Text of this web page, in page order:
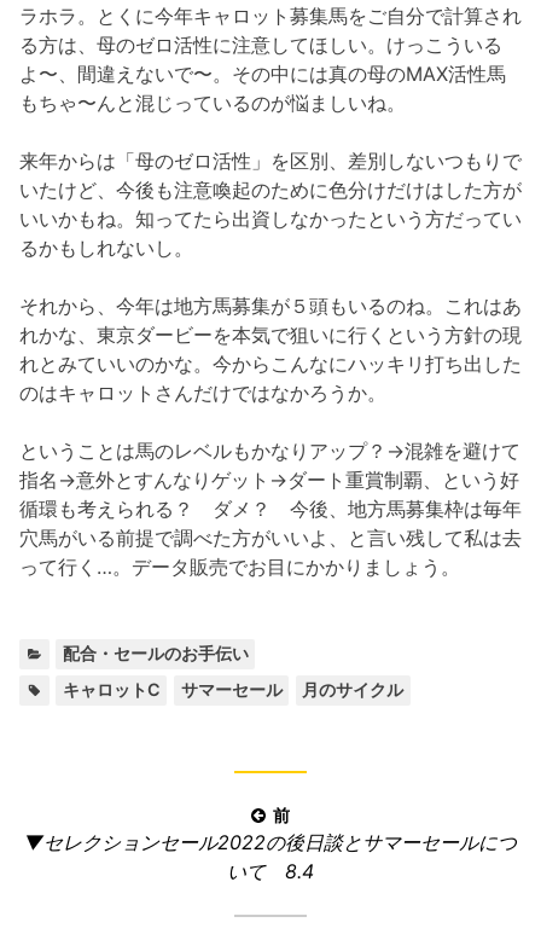
ラホラ。とくに今年キャロット募集馬をご自分で計算され
る方は、母のゼロ活性に注意してほしい。けっこういる
よ〜、間違えないで〜。その中には真の母のMAX活性馬
もちゃ〜んと混じっているのが悩ましいね。
来年からは「母のゼロ活性」を区別、差別しないつもりで
いたけど、今後も注意喚起のために色分けだけはした方が
いいかもね。知ってたら出資しなかったという方だってい
るかもしれないし。
それから、今年は地方馬募集が５頭もいるのね。これはあ
れかな、東京ダービーを本気で狙いに行くという方針の現
れとみていいのかな。今からこんなにハッキリ打ち出した
のはキャロットさんだけではなかろうか。
ということは馬のレベルもかなりアップ？→混雑を避けて
指名→意外とすんなりゲット→ダート重賞制覇、という好
循環も考えられる？ ダメ？ 今後、地方馬募集枠は毎年
穴馬がいる前提で調べた方がいいよ、と言い残して私は去
って行く…。データ販売でお目にかかりましょう。
ゴ
配合・セールのお手伝い
キャロットC サマーセール 月のサイクル
稿
前
前
▼セレクションセール2022の後日談とサマーセールにつ
いて 8.4